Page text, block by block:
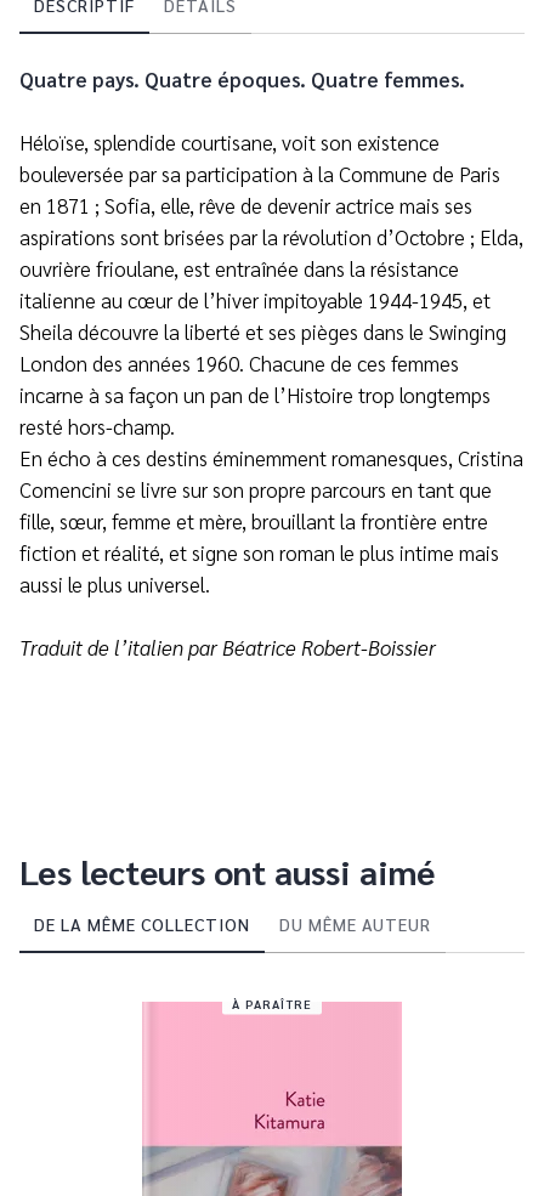
DESCRIPTIF DÉTAILS
Quatre pays. Quatre époques. Quatre femmes.
Héloïse, splendide courtisane, voit son existence
bouleversée par sa participation à la Commune de Paris
en 1871 ; Sofia, elle, rêve de devenir actrice mais ses
aspirations sont brisées par la révolution d’Octobre ; Elda,
ouvrière frioulane, est entraînée dans la résistance
italienne au cœur de l’hiver impitoyable 1944-1945, et
Sheila découvre la liberté et ses pièges dans le Swinging
London des années 1960. Chacune de ces femmes
incarne à sa façon un pan de l’Histoire trop longtemps
resté hors-champ.
En écho à ces destins éminemment romanesques, Cristina
Comencini se livre sur son propre parcours en tant que
fille, sœur, femme et mère, brouillant la frontière entre
fiction et réalité, et signe son roman le plus intime mais
aussi le plus universel.
Traduit de l’italien par Béatrice Robert-Boissier
Les lecteurs ont aussi aimé
DE LA MÊME COLLECTION DU MÊME AUTEUR
À PARAÎTRE